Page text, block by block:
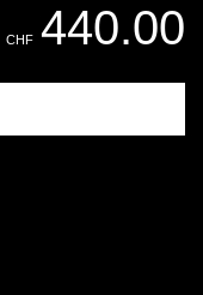
CHF440.00